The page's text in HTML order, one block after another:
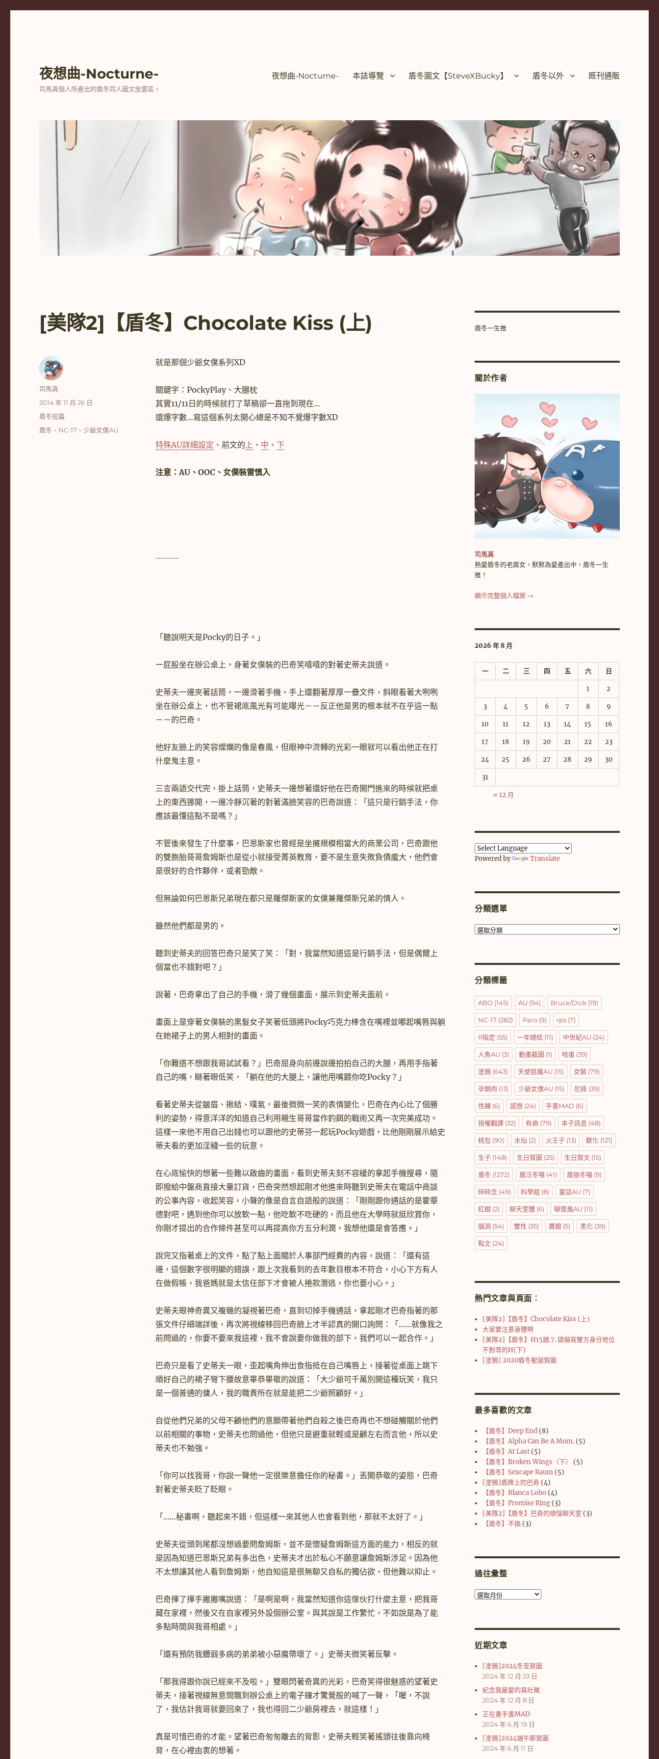
夜想曲-Nocturne-
司馬真個人所產出的盾冬同人圖文放置區。
夜想曲-Nocturne- 本誌導覽 盾冬圖文【SteveXBucky】 盾冬以外 既刊通販
[美隊2]【盾冬】Chocolate Kiss (上)
就是那個少爺女僕系列XD
關鍵字：PockyPlay、大腿枕
其實11/11日的時候就打了草稿卻一直拖到現在…
還爆字數…寫這個系列太開心總是不知不覺爆字數XD
特殊AU詳細設定 、前文的上 、 中 、 下
注意：AU、OOC、女僕裝雷慎入
「聽說明天是Pocky的日子。」
一屁股坐在辦公桌上，身著女僕裝的巴奇笑嘻嘻的對著史蒂夫說道。
史蒂夫一邊夾著話筒，一邊滑著手機，手上還翻著厚厚一疊文件，斜眼看著大咧咧
坐在辦公桌上，也不管裙底風光有可能曝光－－反正他是男的根本就不在乎這一點
－－的巴奇。
他好友臉上的笑容燦爛的像是春風，但眼神中流轉的光彩一眼就可以看出他正在打
什麼鬼主意。
三言兩語交代完，掛上話筒，史蒂夫一邊想著還好他在巴奇開門進來的時候就把桌
上的東西挪開，一邊冷靜沉著的對著滿臉笑容的巴奇說道：「這只是行銷手法，你
應該最懂這點不是嗎？」
不管後來發生了什麼事，巴恩斯家也曾經是坐擁規模相當大的商業公司，巴奇跟他
的雙胞胎哥哥詹姆斯也是從小就接受菁英教育，要不是生意失敗負債龐大，他們會
是很好的合作夥伴，或者勁敵。
但無論如何巴恩斯兄弟現在都只是羅傑斯家的女僕兼羅傑斯兄弟的情人。
雖然他們都是男的。
聽到史蒂夫的回答巴奇只是笑了笑：「對，我當然知道這是行銷手法，但是偶爾上
個當也不錯對吧？」
說著，巴奇拿出了自己的手機，滑了幾個畫面，展示到史蒂夫面前。
畫面上是穿著女僕裝的黑髮女子笑著低頭將Pocky巧克力棒含在嘴裡並嘟起嘴唇與躺
在她裙子上的男人相對的畫面。
「你難道不想跟我哥試試看？」巴奇屈身向前邊說邊拍拍自己的大腿，再用手指著
自己的嘴，瞇著眼低笑，「躺在他的大腿上，讓他用嘴餵你吃Pocky？」
看著史蒂夫從皺眉、揪結、嘆氣，最後微微一笑的表情變化，巴奇在內心比了個勝
利的姿勢，得意洋洋的知道自己利用親生哥哥當作釣餌的戰術又再一次完美成功。
這樣一來他不用自己出錢也可以跟他的史蒂芬一起玩Pocky遊戲，比他剛剛展示給史
蒂夫看的更加淫穢一些的玩意。
在心底愉快的想著一些難以啟齒的畫面，看到史蒂夫刻不容緩的拿起手機搜尋，隨
即撥給中盤商直接大量訂貨，巴奇突然想起剛才他進來時聽到史蒂夫在電話中商談
的公事內容，收起笑容，小聲的像是自言自語般的說道：「剛剛跟你通話的是霍華
德對吧，遇到他你可以放軟一點，他吃軟不吃硬的，而且他在大學時就挺欣賞你，
你剛才提出的合作條件甚至可以再提高你方五分利潤，我想他還是會答應。」
說完又指著桌上的文件，點了點上面關於人事部門經費的內容，說道：「還有這
邊，這個數字很明顯的錯誤，跟上次我看到的去年數目根本不符合，小心下方有人
在做假帳，我爸媽就是太信任部下才會被人捲款潛逃，你也要小心。」
史蒂夫眼神奇異又複雜的凝視著巴奇，直到切掉手機通話，拿起剛才巴奇指著的那
張文件仔細端詳後，再次將視線移回巴奇臉上才半認真的開口詢問：「……就像我之
前問過的，你要不要來我這裡，我不會說要你做我的部下，我們可以一起合作。」
巴奇只是看了史蒂夫一眼，歪起嘴角伸出食指抵在自己嘴唇上，接著從桌面上跳下
順好自己的裙子彎下腰故意畢恭畢敬的說道：「大少爺可千萬別開這種玩笑，我只
是一個普通的傭人，我的職責所在就是能把二少爺照顧好。」
自從他們兄弟的父母不顧他們的意願帶著他們自殺之後巴奇再也不想碰觸關於他們
以前相關的事物，史蒂夫也問過他，但他只是避重就輕或是顧左右而言他，所以史
蒂夫也不勉強。
「你可以找我哥，你說一聲他一定很樂意擔任你的秘書。」丟開恭敬的姿態，巴奇
對著史蒂夫眨了眨眼。
「……秘書啊，聽起來不錯，但這樣一來其他人也會看到他，那就不太好了。」
史蒂夫從頭到尾都沒想過要問詹姆斯，並不是懷疑詹姆斯這方面的能力，相反的就
是因為知道巴恩斯兄弟有多出色，史蒂夫才出於私心不願意讓詹姆斯涉足。因為他
不太想讓其他人看到詹姆斯，他自知這是很無聊又自私的獨佔欲，但他難以抑止。
巴奇揮了揮手撇撇嘴說道：「是啊是啊，我當然知道你這傢伙打什麼主意，把我哥
藏在家裡，然後又在自家裡另外設個辦公室。與其說是工作繁忙，不如說是為了能
多點時間與我哥相處。」
「還有預防我體弱多病的弟弟被小惡魔帶壞了。」史蒂夫微笑著反擊。
「那我得跟你說已經來不及啦。」雙眼閃著奇異的光彩，巴奇笑得很魅惑的望著史
蒂夫，接著視線無意間飄到辦公桌上的電子鐘才驚覺般的喊了一聲，「喔，不說
了，我估計我哥就要回來了，我也得回二少爺房裡去，就這樣！」
真是可惜巴奇的才能。望著巴奇匆匆離去的背影，史蒂夫輕笑著搖頭往後靠向椅
背，在心裡由衷的想著。
作
司馬真
發
佈
期:
2014 年 11 月 26 日
分
類
盾冬短篇
標
盾冬 、 NC-17 、 少爺女僕AU
盾冬一生推
關於作者
司馬真
熱愛盾冬的老腐女，默默為愛產出中，盾冬一生
推！
顯示完整個人檔案 →
2026 年 8 月
一 二 三 四 五 六 日
1 2
3 4 5 6 7 8 9
10 11 12 13 14 15 16
17 18 19 20 21 22 23
24 25 26 27 28 29 30
31
« 12 月
Powered by Translate
分類選單
分
分類標籤
ABO(145) AU (54) Bruce/Dick (19)
NC-17 (282) Paro(9) rps(7)
R指定 (55) 一年總結(11) 中世紀AU (24)
人魚AU (3) 動畫截圖 (1) 哈蛋(39)
塗鴉(643) 天使惡魔AU (15) 女裝(79)
孕期肉 (13) 少爺女僕AU (15) 尼綠(39)
性轉(6) 感想 (24) 手書MAD (6)
授權翻譯(32) 有病(79) 本子訊息 (48)
桃包 (90) 水仙 (2) 火王子(13) 獸化(121)
生子(148) 生日賀圖 (25) 生日賀文(15)
盾冬(1272) 盾汪冬喵(41) 盾狼冬喵(9)
碎碎念 (49) 科學組 (8) 童話AU (7)
紅銀 (2) 聊天室體(6) 聊齋風AU (11)
腦洞 (54) 雙性 (35) 鷹銀 (5) 黑化(39)
點文(24)
熱門文章與頁面︰
[美隊2]【盾冬】Chocolate Kiss (上)
大家要注意身體啊
[美隊2]【盾冬】H15題.7. 請描寫雙方身分地位
不對等的H(下)
[塗鴉] 2020盾冬聖誕賀圖
最多喜歡的文章
【盾冬】Deep End (8)
【盾冬】Alpha Can Be A Mom. (5)
【盾冬】At Last (5)
【盾冬】Broken Wings（下）
(5)
【盾冬】Sexcape Raum (5)
[塗鴉]盾牌上的巴奇 (4)
【盾冬】Blanca Lobo (4)
【盾冬】Promise Ring (3)
[美隊2]【盾冬】巴奇的煩惱聊天室 (3)
【盾冬】不換 (3)
過往彙整
過
近期文章
[塗鴉]2024冬至賀圖
2024 年 12 月 23 日
紀念我最愛的臭壯豬
2024 年 12 月 8 日
正在畫手書MAD
2024 年 6 月 19 日
[塗鴉]2024端午節賀圖
2024 年 6 月 11 日